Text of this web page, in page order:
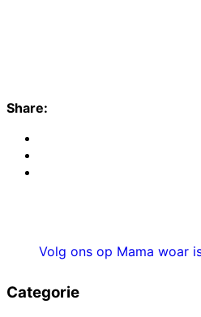
Share:
Volg ons op Mama woar
Categorie